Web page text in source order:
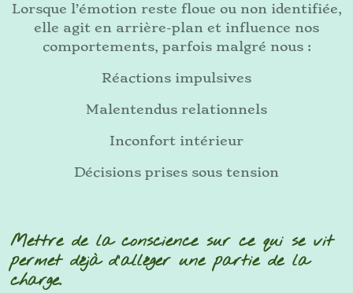
Lorsque l’émotion reste floue ou non identifiée,
elle agit en arrière-plan et influence nos
comportements, parfois malgré nous :
Réactions impulsives
Malentendus relationnels
Inconfort intérieur
Décisions prises sous tension
Mettre de la conscience sur ce qui se vit
permet déjà d’alléger une partie de la
charge.